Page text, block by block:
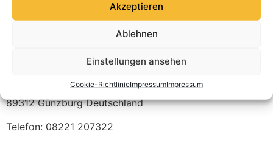
Akzeptieren
Ablehnen
Einstellungen ansehen
Cookie-RichtlinieImpressumImpressum
Augsburger Str. 74
89312GünzburgDeutschland
Telefon: 08221 207322